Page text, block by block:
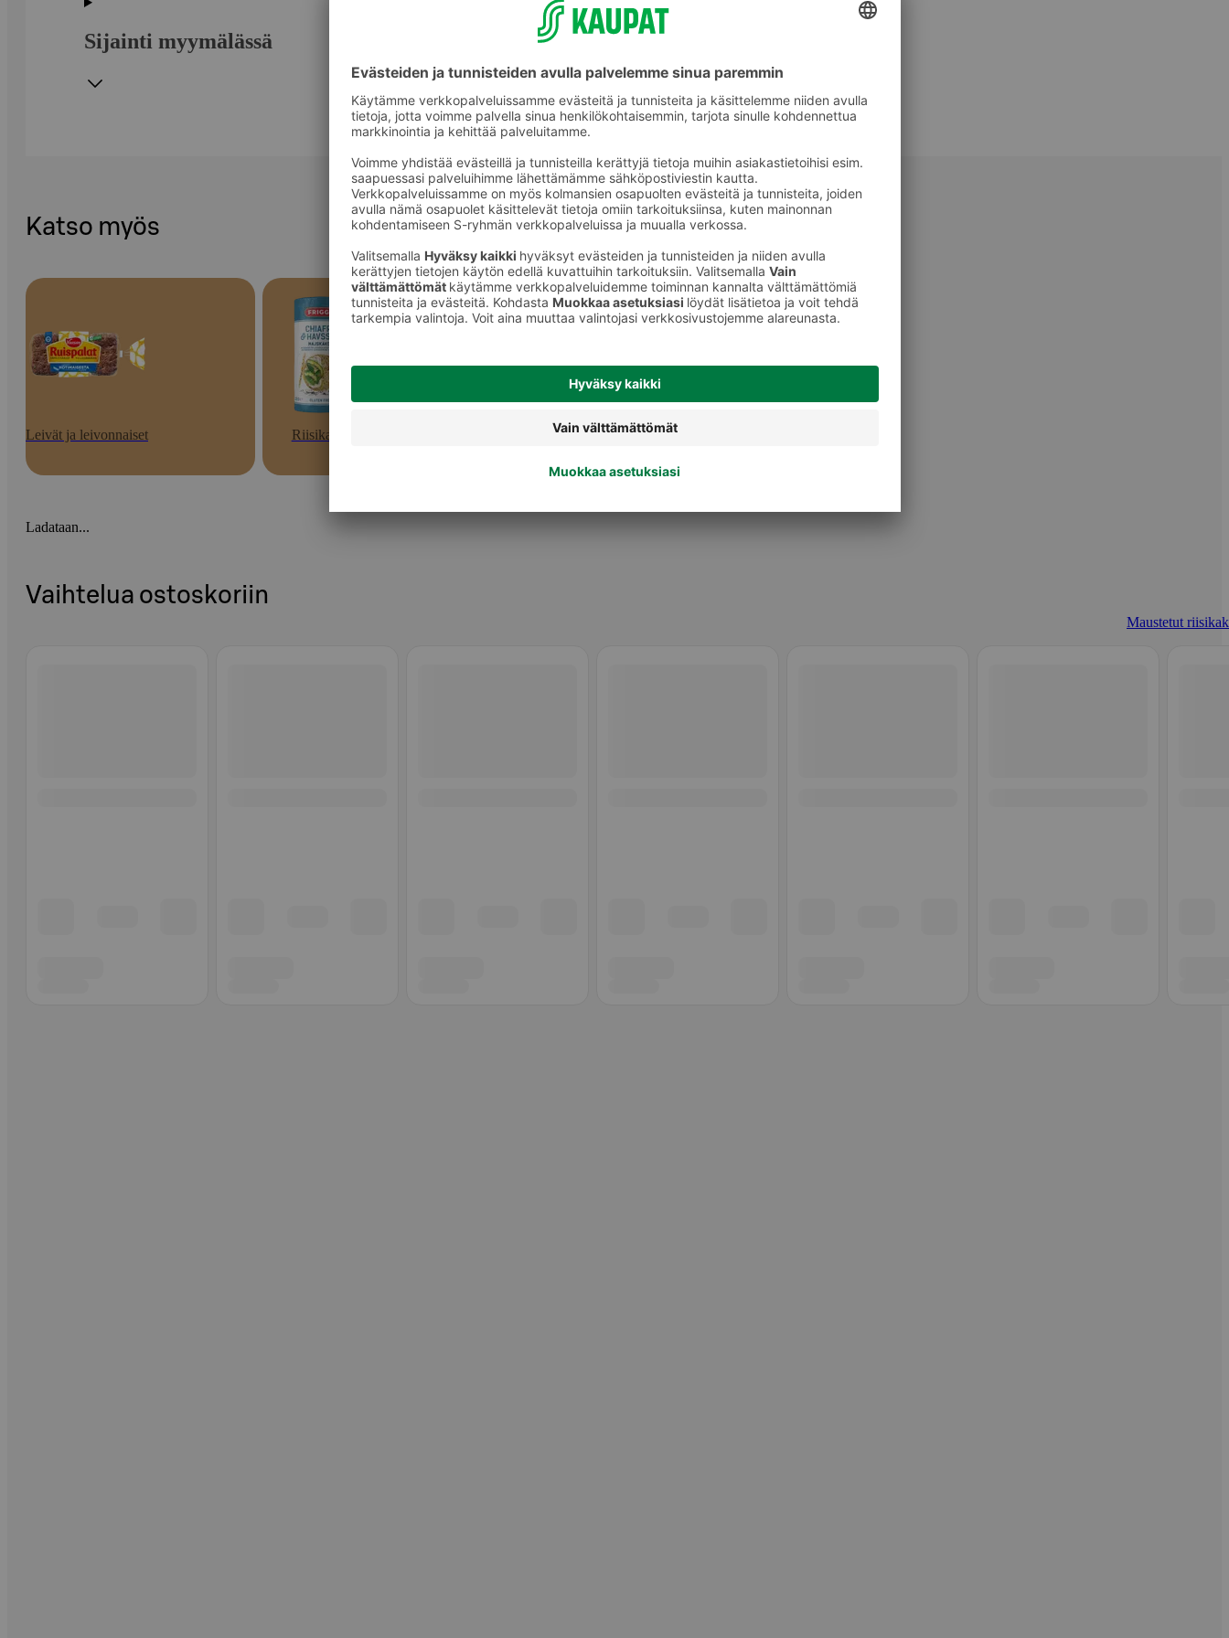
Sijainti myymälässä
Katso myös
Leivät ja leivonnaiset Riisikakut Maustetut riisikakut
Ladataan...
Vaihtelua ostoskoriin
Maustetut